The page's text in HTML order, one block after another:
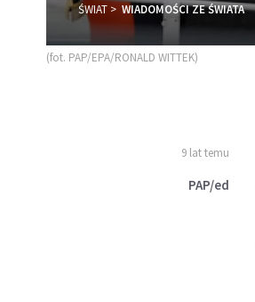
ŚWIAT WIADOMOŚCI ZE ŚWIATA
(fot. PAP/EPA/RONALD WITTEK)
9 lat temu
PAP/ed